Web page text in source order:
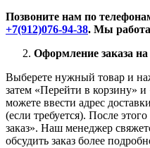
Позвоните нам по
+7(912)076-94-38. Мы
Оформление заказа на
Выберете нужный товар и
затем «Перейти в корзину»
можете ввести адрес
(если требуется). После
заказ». Наш менеджер
обсудить заказ более